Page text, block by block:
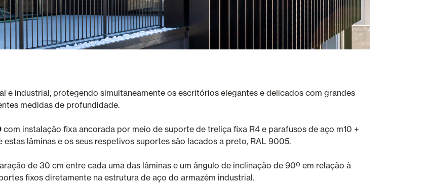
e industrial, protegendo simultaneamente os escritórios elegantes e delicados com grandes
medidas de profundidade.
com instalação fixa ancorada por meio de suporte de treliça fixa R4 e parafusos de aço m10 +
lâminas e os seus respetivos suportes são lacados a preto, RAL 9005.
de 30 cm entre cada uma das lâminas e um ângulo de inclinação de 90º em relação à
fixos diretamente na estrutura de aço do armazém industrial.